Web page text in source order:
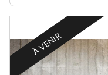
À VENIR